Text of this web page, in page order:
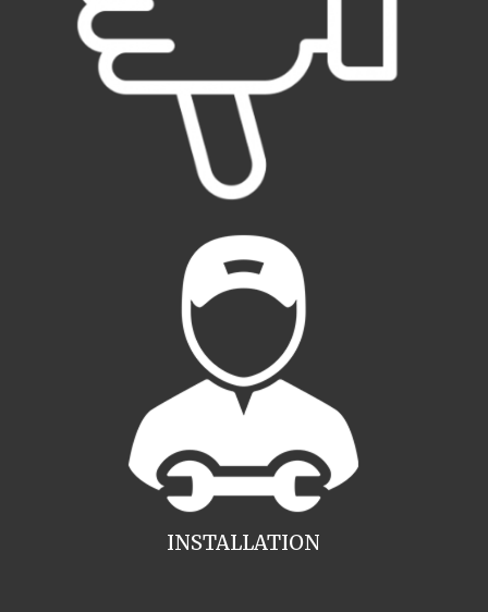
INSTALLATION